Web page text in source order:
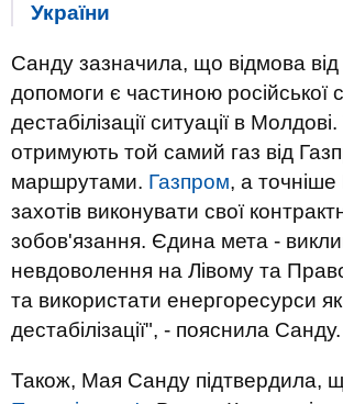
України
Санду зазначила, що відмова від
допомоги є частиною російської
дестабілізації ситуації в Молдові.
отримують той самий газ від
маршрутами. Газпром, а
захотів виконувати свої
зобов'язання. Єдина мета -
невдоволення на Лівому та
та використати енергоресурси
дестабілізації", - пояснила Санду.
Також, Мая Санду підтвердила,